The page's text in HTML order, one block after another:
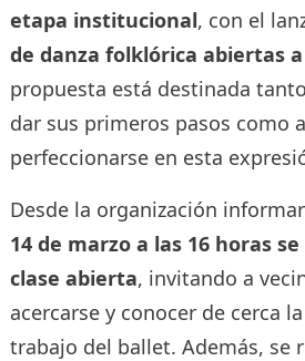
etapa institucional, con el
de danza folklórica abiertas
propuesta está destinada
dar sus primeros pasos como
perfeccionarse en esta
Desde la organización
14 de marzo a las 16 horas
clase abierta, invitando a
acercarse y conocer de cerca
trabajo del ballet. Además, se